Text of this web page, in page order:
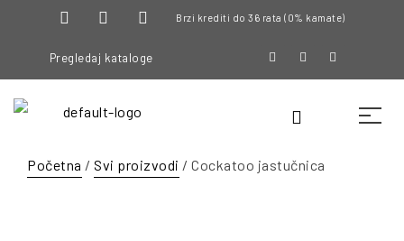
Brzi krediti do 36 rata (0% kamate)
Pregledaj kataloge
Početna / Svi proizvodi / Cockatoo jastučnica